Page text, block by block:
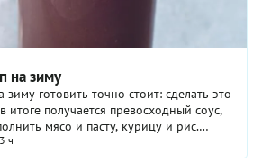
на зиму
готовить точно стоит: сделать это
итоге получается превосходный соус,
мясо и пасту, курицу и рис.
...
3 ч